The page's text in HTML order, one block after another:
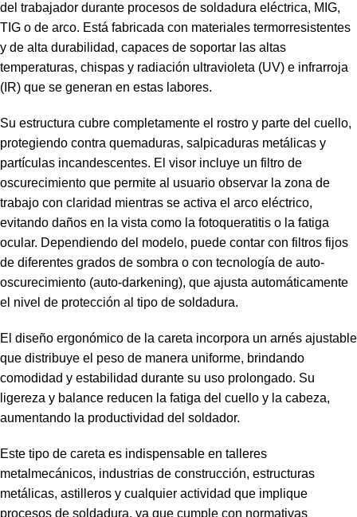
del trabajador durante procesos de soldadura eléctrica, MIG,
TIG o de arco. Está fabricada con materiales termorresistentes
y de alta durabilidad, capaces de soportar las altas
temperaturas, chispas y radiación ultravioleta (UV) e infrarroja
(IR) que se generan en estas labores.
Su estructura cubre completamente el rostro y parte del cuello,
protegiendo contra quemaduras, salpicaduras metálicas y
partículas incandescentes. El visor incluye un filtro de
oscurecimiento que permite al usuario observar la zona de
trabajo con claridad mientras se activa el arco eléctrico,
evitando daños en la vista como la fotoqueratitis o la fatiga
ocular. Dependiendo del modelo, puede contar con filtros fijos
de diferentes grados de sombra o con tecnología de auto-
oscurecimiento (auto-darkening), que ajusta automáticamente
el nivel de protección al tipo de soldadura.
El diseño ergonómico de la careta incorpora un arnés ajustable
que distribuye el peso de manera uniforme, brindando
comodidad y estabilidad durante su uso prolongado. Su
ligereza y balance reducen la fatiga del cuello y la cabeza,
aumentando la productividad del soldador.
Este tipo de careta es indispensable en talleres
metalmecánicos, industrias de construcción, estructuras
metálicas, astilleros y cualquier actividad que implique
procesos de soldadura, ya que cumple con normativas